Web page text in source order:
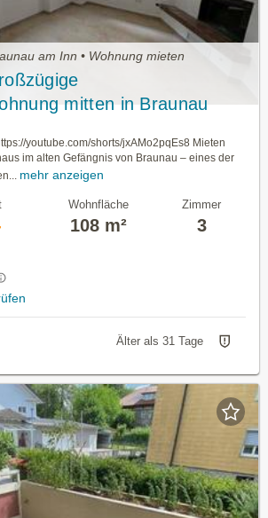
am Inn • Wohnung mieten
mitten in Braunau
youtube.com/shorts/jxAMo2pqEs8 Mieten
im alten Gefängnis von Braunau – eines der
mehr anzeigen
Wohnfläche
108 m²
Zimmer
3
Älter als 31 Tage